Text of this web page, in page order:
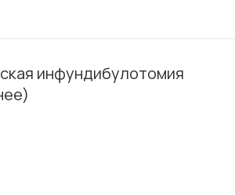
инфундибулотомия